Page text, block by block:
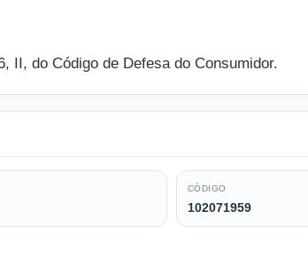
II, do Código de Defesa do Consumidor.
CÓDIGO
102071959